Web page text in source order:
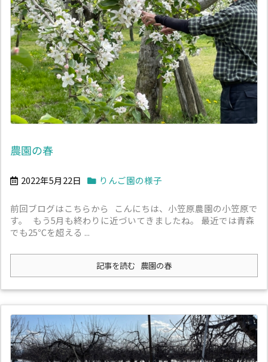
農園の春
2022年5月22日 りんご園の様子
前回ブログはこちらから こんにちは、小笠原農園の小笠原で
す。 もう5月も終わりに近づいてきましたね。 最近では青森
でも25℃を超える ...
記事を読む 農園の春